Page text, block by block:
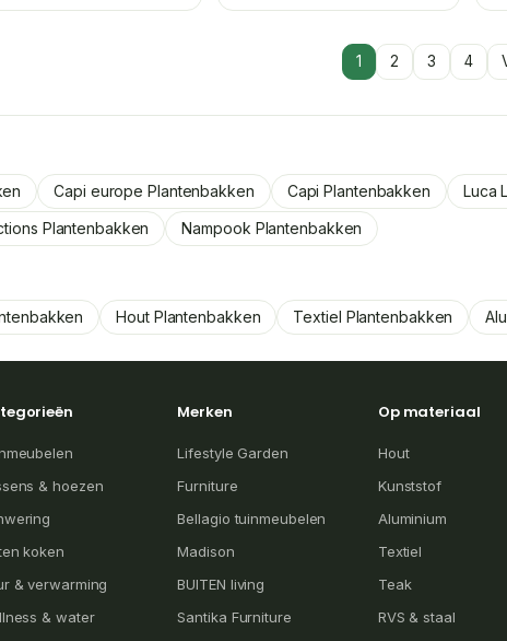
1 2 3 4
Capi europe Plantenbakken Capi Plantenbakken Luca
Plantenbakken Nampook Plantenbakken
Hout Plantenbakken Textiel Plantenbakken
& hoezen
koken
& verwarming
& water
Merken
Lifestyle Garden
Furniture
Bellagio tuinmeubelen
Madison
BUITEN living
Santika Furniture
Op materiaal
Hout
Kunststof
Aluminium
Textiel
Teak
RVS & staal